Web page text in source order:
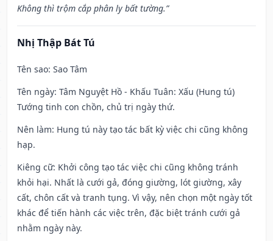
Không thì trộm cắp phân ly bất tường.”
Nhị Thập Bát Tú
Tên sao: Sao Tâm
Tên ngày: Tâm Nguyệt Hồ - Khấu Tuân: Xấu (Hung tú)
Tướng tinh con chồn, chủ trị ngày thứ.
Nên làm: Hung tú này tạo tác bất kỳ việc chi cũng không
hạp.
Kiêng cữ: Khởi công tạo tác việc chi cũng không tránh
khỏi hại. Nhất là cưới gả, đóng giường, lót giường, xây
cất, chôn cất và tranh tụng. Vì vậy, nên chọn một ngày tốt
khác để tiến hành các việc trên, đặc biệt tránh cưới gả
nhằm ngày này.